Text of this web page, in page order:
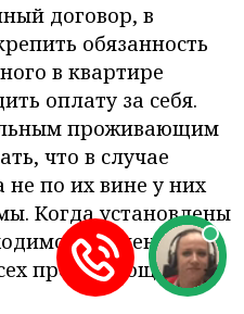
договор, в
обязанность
в квартире
оплату за себя.
проживающим
что в случае
не по их вине у них
Когда установлены
полученную
проживающих